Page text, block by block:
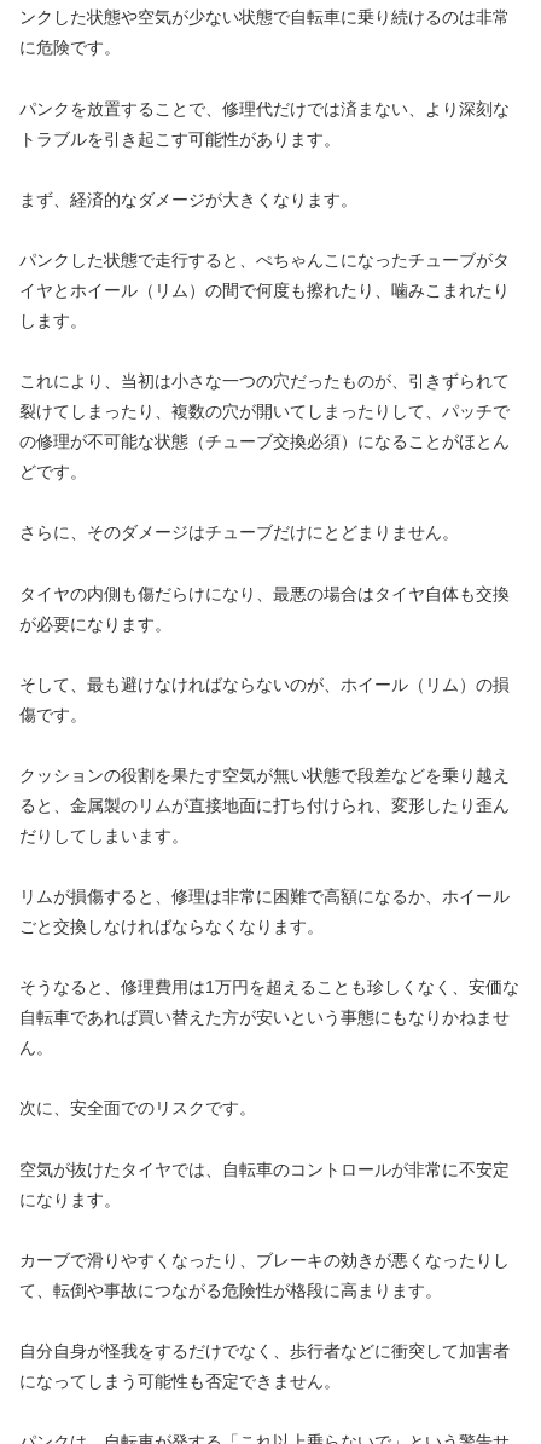
ンクした状態や空気が少ない状態で自転車に乗り続けるのは非常
に危険です。
パンクを放置することで、修理代だけでは済まない、より深刻な
トラブルを引き起こす可能性があります。
まず、経済的なダメージが大きくなります。
パンクした状態で走行すると、ぺちゃんこになったチューブがタ
イヤとホイール（リム）の間で何度も擦れたり、噛みこまれたり
します。
これにより、当初は小さな一つの穴だったものが、引きずられて
裂けてしまったり、複数の穴が開いてしまったりして、パッチで
の修理が不可能な状態（チューブ交換必須）になることがほとん
どです。
さらに、そのダメージはチューブだけにとどまりません。
タイヤの内側も傷だらけになり、最悪の場合はタイヤ自体も交換
が必要になります。
そして、最も避けなければならないのが、ホイール（リム）の損
傷です。
クッションの役割を果たす空気が無い状態で段差などを乗り越え
ると、金属製のリムが直接地面に打ち付けられ、変形したり歪ん
だりしてしまいます。
リムが損傷すると、修理は非常に困難で高額になるか、ホイール
ごと交換しなければならなくなります。
そうなると、修理費用は1万円を超えることも珍しくなく、安価な
自転車であれば買い替えた方が安いという事態にもなりかねませ
ん。
次に、安全面でのリスクです。
空気が抜けたタイヤでは、自転車のコントロールが非常に不安定
になります。
カーブで滑りやすくなったり、ブレーキの効きが悪くなったりし
て、転倒や事故につながる危険性が格段に高まります。
自分自身が怪我をするだけでなく、歩行者などに衝突して加害者
になってしまう可能性も否定できません。